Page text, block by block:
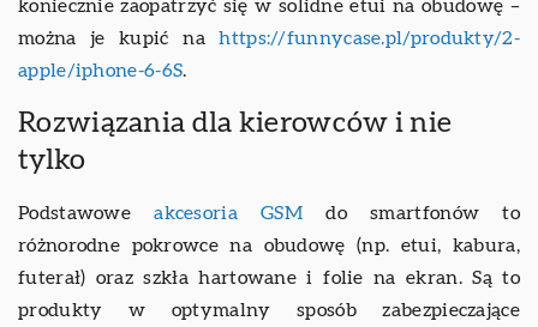
koniecznie zaopatrzyć się w solidne etui na obudowę –
można je kupić nahttps://funnycase.pl/produkty/2-
apple/iphone-6-6S.
Rozwiązania dla kierowców i nie
tylko
Podstawoweakcesoria GSM do smartfonów to
różnorodne pokrowce na obudowę (np. etui, kabura,
futerał) oraz szkła hartowane i folie na ekran. Są to
produkty w optymalny sposób zabezpieczające